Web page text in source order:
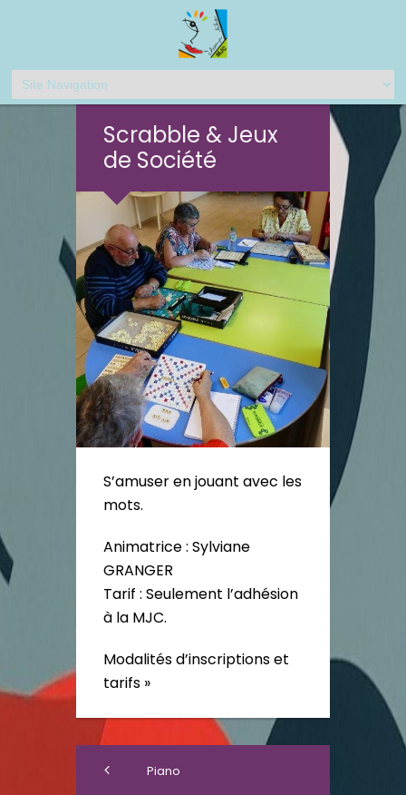
Scrabble & Jeux
de Société
S’amuser en jouant avec les
mots.
Animatrice : Sylviane
GRANGER
Tarif : Seulement l’adhésion
à la MJC.
Modalités d’inscriptions et
tarifs »
Piano